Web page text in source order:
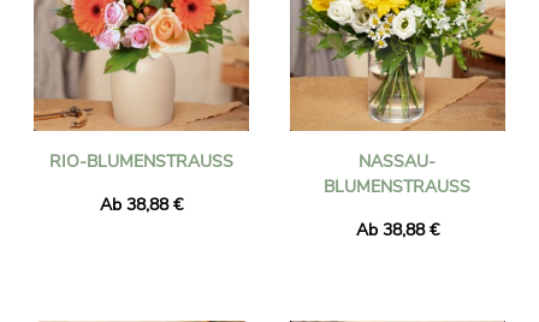
RIO-BLUMENSTRAUSS
Ab 38,88 €
NASSAU-
BLUMENSTRAUSS
Ab 38,88 €